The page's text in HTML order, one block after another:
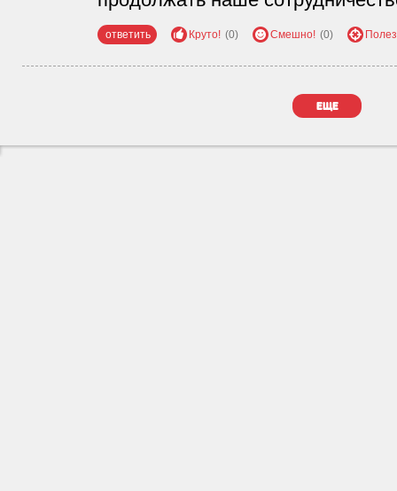
ответить Круто! (0) Смешно! (0)
еще